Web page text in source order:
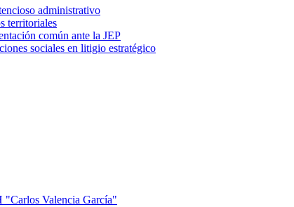
administrativo
territoriales
común ante la JEP
sociales en litigio estratégico
Valencia García"